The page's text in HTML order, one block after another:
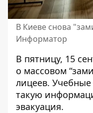
В Киеве снова
Информатор
В пятницу, 15
о массовом
лицеев. Учебные
такую
эвакуация.